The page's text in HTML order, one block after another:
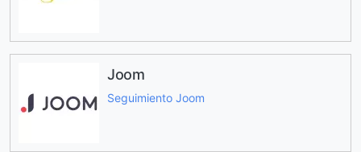
Joom
Seguimiento Joom